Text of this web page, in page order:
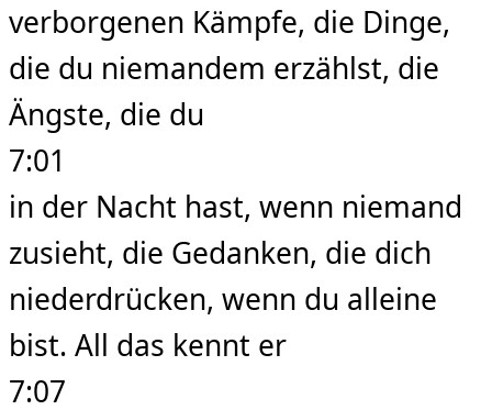
verborgenen Kämpfe, die Dinge,
die du niemandem erzählst, die
Ängste, die du
7:01
in der Nacht hast, wenn niemand
zusieht, die Gedanken, die dich
niederdrücken, wenn du alleine
bist. All das kennt er
7:07